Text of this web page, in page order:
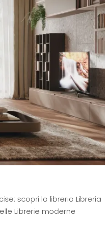
scopri la libreria Libreria
Librerie moderne